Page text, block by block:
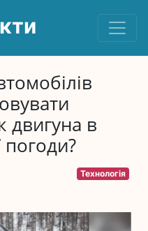
двигуна в
Технологія